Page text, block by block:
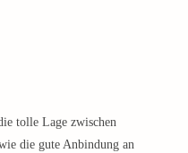
tolle Lage zwischen
die gute Anbindung an